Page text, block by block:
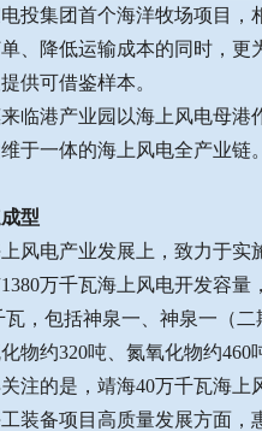
投集团首个海洋牧场项目，
、降低运输成本的同时，
供可借鉴样本。
临港产业园以海上风电母
于一体的海上风电全产业
型
风电产业发展上，致力于
万千瓦海上风电开发容
瓦，包括神泉一、神泉一（
物约320吨、氮氧化物约460
注的是，靖海40万千瓦海
装备项目高质量发展方面